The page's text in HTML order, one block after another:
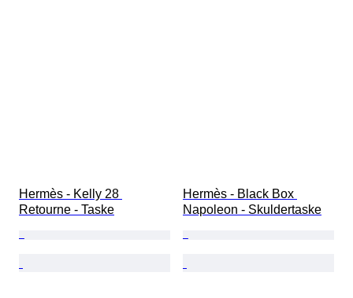
Hermès - Kelly 28
Retourne - Taske
Hermès - Black Box
Napoleon - Skuldertaske